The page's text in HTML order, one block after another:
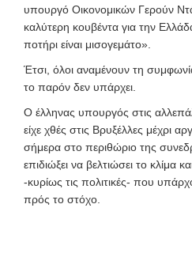
υπουργό Οικονομικών Γερούν
καλύτερη κουβέντα για την
ποτήρι είναι μισογεμάτο».
Έτσι, όλοι αναμένουν τη
το παρόν δεν υπάρχει.
Ο έλληνας υπουργός στις
είχε χθές στις Βρυξέλλες μέχρι
σήμερα στο περιθώριο της
επιδιώξει να βελτιώσει το κλίμα
-κυρίως τις πολιτικές- που
πρός το στόχο.